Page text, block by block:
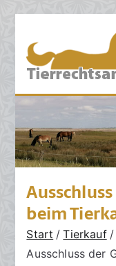
Inhalt
springen
beim
Start
Tierkauf
Ausschluss der